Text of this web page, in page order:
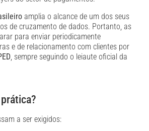
amplia o alcance de um dos seus
de cruzamento de dados. Portanto, as
para enviar periodicamente
e de relacionamento com clientes por
, sempre seguindo o leiaute oficial da
a ser exigidos: